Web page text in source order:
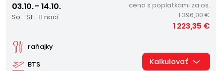
03.10. - 14.10.
So - St 11 nocí
BTS
raňajky
cena s poplatkami za os.
1 396,00 €
1 223,35 €
Kalkulovať